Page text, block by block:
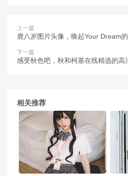
上一篇
鹿八岁图片头像，唤起Your Dream
下一篇
感受秋色吧，秋和柯基在线精选的高
相关推荐